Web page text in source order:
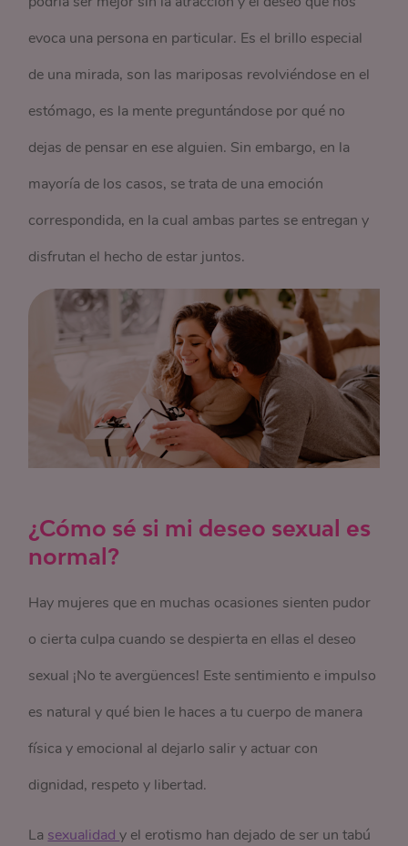
evoca una persona en particular. Es el brillo especial
de una mirada, son las mariposas revolviéndose en el
estómago, es la mente preguntándose por qué no
dejas de pensar en ese alguien. Sin embargo, en la
mayoría de los casos, se trata de una emoción
correspondida, en la cual ambas partes se entregan y
disfrutan el hecho de estar juntos.
¿Cómo sé si mi deseo sexual es
normal?
Hay mujeres que en muchas ocasiones sienten pudor
o cierta culpa cuando se despierta en ellas el deseo
sexual ¡No te avergüences! Este sentimiento e impulso
es natural y qué bien le haces a tu cuerpo de manera
física y emocional al dejarlo salir y actuar con
dignidad, respeto y libertad.
La sexualidad y el erotismo han dejado de ser un tabú